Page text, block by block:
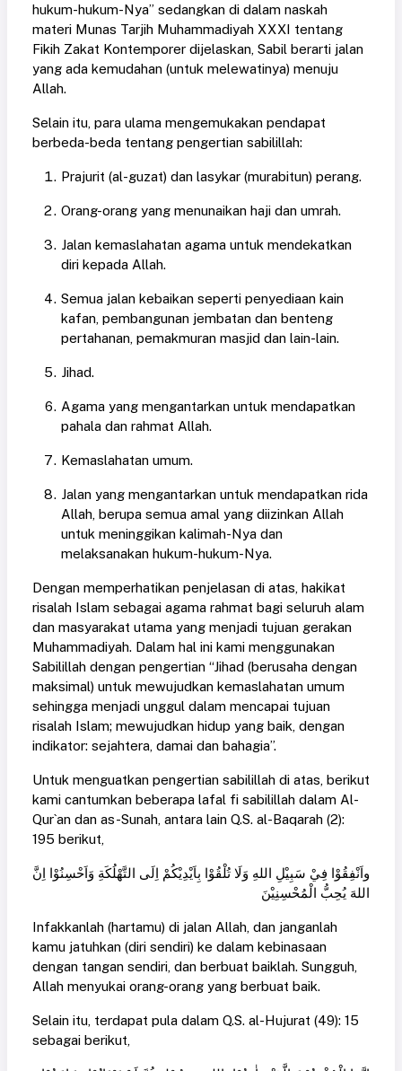
hukum-hukum-Nya” sedangkan di dalam naskah
materi Munas Tarjih Muhammadiyah XXXI tentang
Fikih Zakat Kontemporer dijelaskan, Sabil berarti jalan
yang ada kemudahan (untuk melewatinya) menuju
Allah.
Selain itu, para ulama mengemukakan pendapat
berbeda-beda tentang pengertian sabilillah:
Prajurit (al-guzat) dan lasykar (murabitun) perang.
Orang-orang yang menunaikan haji dan umrah.
Jalan kemaslahatan agama untuk mendekatkan
diri kepada Allah.
Semua jalan kebaikan seperti penyediaan kain
kafan, pembangunan jembatan dan benteng
pertahanan, pemakmuran masjid dan lain-lain.
Jihad.
Agama yang mengantarkan untuk mendapatkan
pahala dan rahmat Allah.
Kemaslahatan umum.
Jalan yang mengantarkan untuk mendapatkan rida
Allah, berupa semua amal yang diizinkan Allah
untuk meninggikan kalimah-Nya dan
melaksanakan hukum-hukum-Nya.
Dengan memperhatikan penjelasan di atas, hakikat
risalah Islam sebagai agama rahmat bagi seluruh alam
dan masyarakat utama yang menjadi tujuan gerakan
Muhammadiyah. Dalam hal ini kami menggunakan
Sabilillah dengan pengertian “Jihad (berusaha dengan
maksimal) untuk mewujudkan kemaslahatan umum
sehingga menjadi unggul dalam mencapai tujuan
risalah Islam; mewujudkan hidup yang baik, dengan
indikator: sejahtera, damai dan bahagia”.
Untuk menguatkan pengertian sabilillah di atas, berikut
kami cantumkan beberapa lafal fi sabilillah dalam Al-
Qur`an dan as-Sunah, antara lain Q.S. al-Baqarah (2):
195 berikut,
واَنْفِقُوْا فِيْ سَبِيْلِ اللهِ وَلَا تُلْقُوْا بِاَيْدِيْكُمْ اِلَى التَّهْلُكَةِ وَاَحْسِنُوْا اِنَّ
اللهَ يُحِبُّ الْمُحْسِنِيْنَ
Infakkanlah (hartamu) di jalan Allah, dan janganlah
kamu jatuhkan (diri sendiri) ke dalam kebinasaan
dengan tangan sendiri, dan berbuat baiklah. Sungguh,
Allah menyukai orang-orang yang berbuat baik.
Selain itu, terdapat pula dalam Q.S. al-Hujurat (49): 15
sebagai berikut,